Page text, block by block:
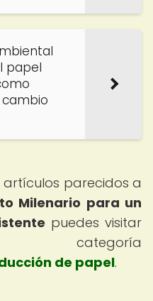
papel
artículos parecidos a
Milenario para un
puedes visitar
de papel.